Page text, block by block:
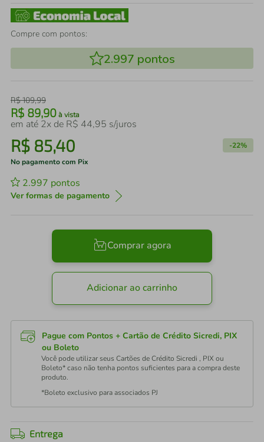
Compre com pontos:
2.997 pontos
R$109,99
R$ 89,90 à vista
em até 2x de R$ 44,95 s/juros
R$ 85,40 -22%
No pagamento com Pix
2.997 pontos
Ver formas de pagamento
Comprar agora
Adicionar ao carrinho
Pague com Pontos + Cartão de Crédito Sicredi, PIX
ou Boleto
Você pode utilizar seus Cartões de Crédito Sicredi , PIX ou
Boleto* caso não tenha pontos suficientes para a compra deste
produto.
*Boleto exclusivo para associados PJ
Entrega